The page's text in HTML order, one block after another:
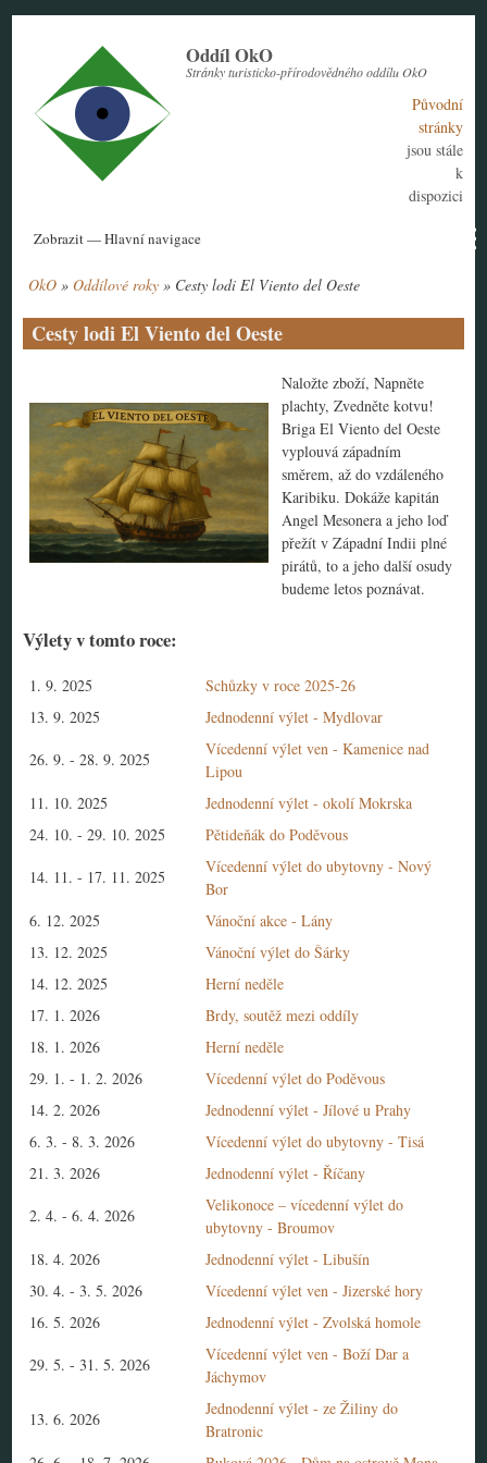
Oddíl OkO
Stránky turisticko-přírodovědného oddílu OkO
Původní
stránky
jsou stále
k
dispozici
Hlavní
Zobrazit — Hlavní navigace
Aktuální rok
Historie
Nábor členů
Kontakt
Tábor
Návody
navigace
OkO Oddílové roky Cesty lodi El Viento del Oeste
Cesty lodi El Viento del Oeste
Naložte zboží, Napněte
plachty, Zvedněte kotvu!
Briga El Viento del Oeste
vyplouvá západním
směrem, až do vzdáleného
Karibiku. Dokáže kapitán
Angel Mesonera a jeho loď
přežít v Západní Indii plné
pirátů, to a jeho další osudy
budeme letos poznávat.
Výlety v tomto roce:
1. 9. 2025
Schůzky v roce 2025-26
13. 9. 2025
Jednodenní výlet - Mydlovar
26. 9. -28. 9. 2025
Vícedenní výlet ven - Kamenice nad
Lipou
11. 10. 2025
Jednodenní výlet - okolí Mokrska
24. 10. -29. 10. 2025 Pětideňák do Poděvous
14. 11. - 17. 11. 2025
Vícedenní výlet do ubytovny - Nový
Bor
6. 12. 2025
Vánoční akce - Lány
13. 12. 2025
Vánoční výlet do Šárky
14. 12. 2025
Herní neděle
17. 1. 2026
Brdy, soutěž mezi oddíly
18. 1. 2026
Herní neděle
29. 1. - 1. 2. 2026
Vícedenní výlet do Poděvous
14. 2. 2026
Jednodenní výlet - Jílové u Prahy
6. 3. -8. 3. 2026
Vícedenní výlet do ubytovny - Tisá
21. 3. 2026
Jednodenní výlet - Říčany
2. 4. -6. 4. 2026
Velikonoce – vícedenní výlet do
ubytovny - Broumov
18. 4. 2026
Jednodenní výlet - Libušín
30. 4. -3. 5. 2026
Vícedenní výlet ven - Jizerské hory
16. 5. 2026
Jednodenní výlet - Zvolská homole
29. 5. -31. 5. 2026
Vícedenní výlet ven - Boží Dar a
Jáchymov
13. 6. 2026
Jednodenní výlet - ze Žiliny do
Bratronic